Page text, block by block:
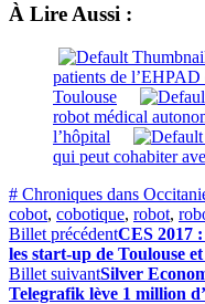
À Lire Aussi :
patients de
Toulouse
robot médical
l’hôpital
qui peut cohabiter
# Chroniques dans
cobot, cobotique, robot,
Billet précédentCES 2017
les start-up de Toulouse
Billet suivantSilver
Telegrafik lève 1 million